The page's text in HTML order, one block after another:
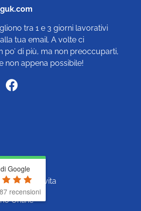
Google
recensioni
tra 1 e 3 giorni lavorativi
tua email. A volte ci
po’ di più, ma non preoccuparti,
non appena possibile!
costo della vita
Online